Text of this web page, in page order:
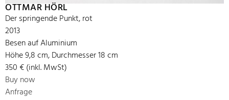
OTTMAR HÖRL
Der springende Punkt, rot
2013
Besen auf Aluminium
Höhe 9,8 cm, Durchmesser 18 cm
350 € (inkl. MwSt)
Buy now
Anfrage